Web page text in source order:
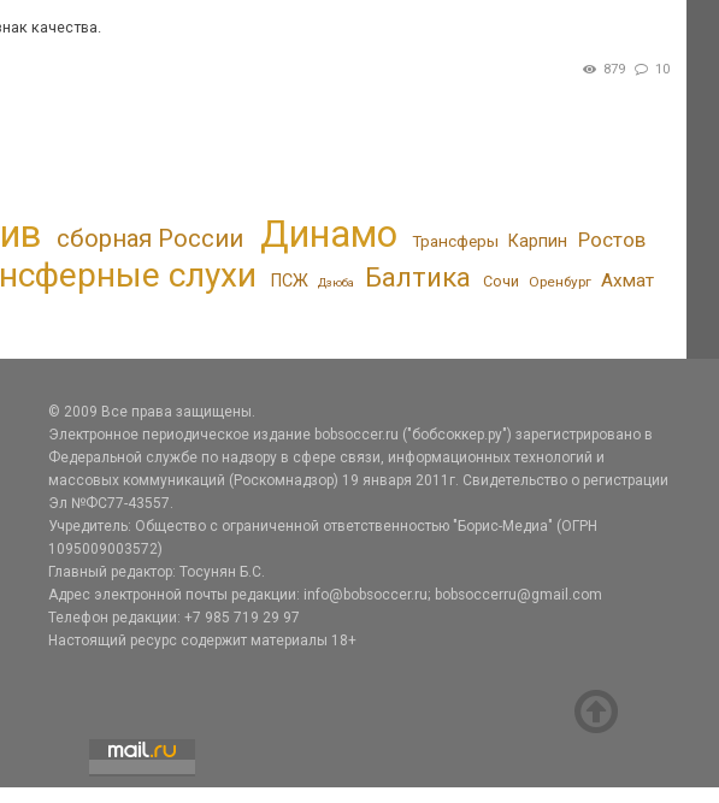
качества.
879 10
сборная России Динамо Трансферы Карпин Ростов
слухи ПСЖ Дзюба Балтика Сочи Оренбург Ахмат
© 2009 Все права защищены.
Электронное периодическое издание bobsoccer.ru ("бобсоккер.ру") зарегистрировано в
Федеральной службе по надзору в сфере связи, информационных технологий и
массовых коммуникаций (Роскомнадзор) 19 января 2011г. Свидетельство о регистрации
Эл №ФС77-43557.
Учредитель: Общество с ограниченной ответственностью "Борис-Медиа" (ОГРН
1095009003572)
Главный редактор: Тосунян Б.С.
Адрес электронной почты редакции: info@bobsoccer.ru; bobsoccerru@gmail.com
Телефон редакции: +7 985 719 29 97
Настоящий ресурс содержит материалы 18+